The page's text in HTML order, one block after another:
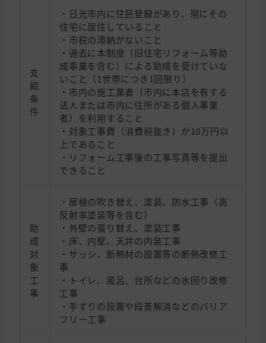
支
給
条
件
・日光市内に住民登録があり、現にその
住宅に居住していること
・市税の滞納がないこと
・過去に本制度（旧住宅リフォーム等助
成事業を含む）による助成を受けていな
いこと（1世帯につき1回限り）
・市内の施工業者（市内に本店を有する
法人または市内に住所がある個人事業
者）を利用すること
・対象工事費（消費税抜き）が10万円以
上であること
・リフォーム工事後の工事写真等を提出
できること
助
成
対
象
工
事
・屋根の吹き替え、塗装、防水工事（高
反射率塗装等を含む）
・外壁の張り替え、塗装工事
・床、内壁、天井の内装工事
・サッシ、断熱材の設置等の断熱改修工
事
・トイレ、風呂、台所などの水回り改修
工事
・手すりの設置や段差解消などのバリア
フリー工事